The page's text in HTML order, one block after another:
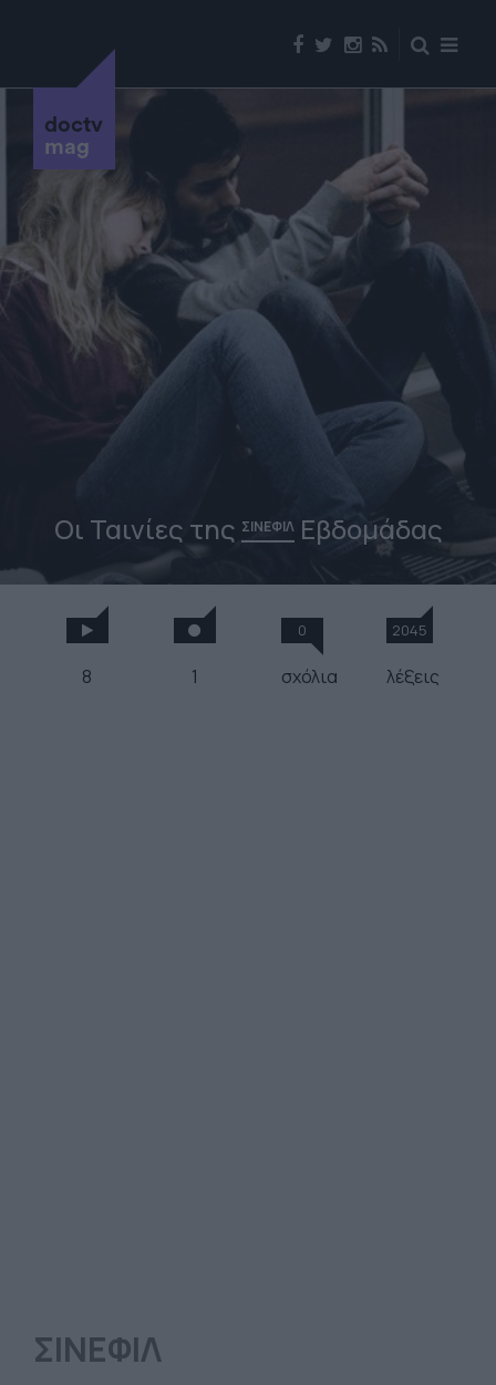
doctv
mag
Οι Ταινίες της ΣΙΝΕΦΙΛΕβδομάδας
8 1
0
σχόλια
2045
λέξεις
ΣΙΝΕΦΙΛ